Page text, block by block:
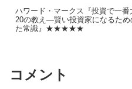
ハワード・マークス『投資で一番
20の教え―賢い投資家になるため
た常識』★★★★★
コメント